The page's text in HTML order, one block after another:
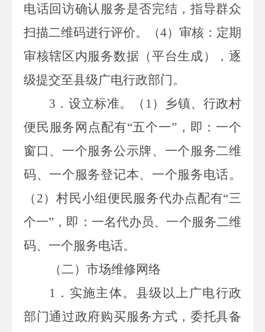
电话回访确认服务是否完结，指导群众
扫描二维码进行评价。（4）审核：定期
审核辖区内服务数据（平台生成），逐
级提交至县级广电行政部门。
3 ．设立标准。（ 1）乡镇、行政村
便民服务网点配有“五个一”，即：一个
窗口、一个服务公示牌、一个服务二维
码、一个服务登记本、一个服务电话。
（ 2）村民小组便民服务代办点配有“三
个一”，即：一名代办员、一个服务二维
码、一个服务电话。
（二）市场维修网络
1 ．实施主体。县级以上广电行政
部门通过政府购买服务方式，委托具备